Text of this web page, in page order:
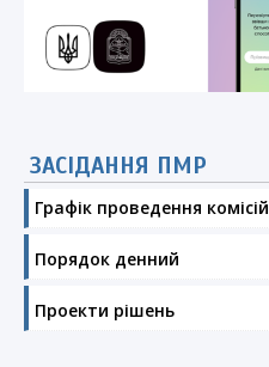
ЗАСІДАННЯ ПМР
Графік проведення комісій
Порядок денний
Проекти рішень